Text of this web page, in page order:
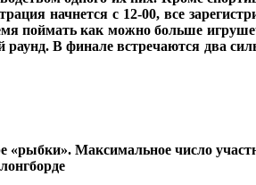
начнется с 12-00, все
поймать как можно больше
В финале встречаются два
«рыбки». Максимальное число